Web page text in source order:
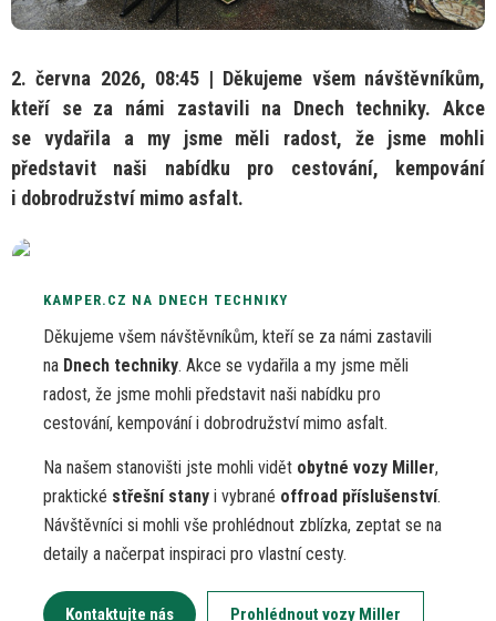
2. června 2026, 08:45 | Děkujeme všem návštěvníkům,
kteří se za námi zastavili na Dnech techniky. Akce
se vydařila a my jsme měli radost,že jsme mohli
představit naši nabídku pro cestování, kempování
i dobrodružství mimo asfalt.
KAMPER.CZ NA DNECH TECHNIKY
Děkujeme všem návštěvníkům, kteříse za námi zastavili
na Dnech techniky. Akce se vydařila a my jsme měli
radost, že jsme mohli představit naši nabídku pro
cestování, kempováníi dobrodružství mimo asfalt.
Na našem stanovišti jste mohli vidět obytné vozy Miller,
praktické střešní stany i vybrané offroad příslušenství.
Návštěvníci si mohli vše prohlédnout zblízka, zeptat se na
detaily a načerpat inspiraci pro vlastní cesty.
Kontaktujte nás Prohlédnout vozy Miller